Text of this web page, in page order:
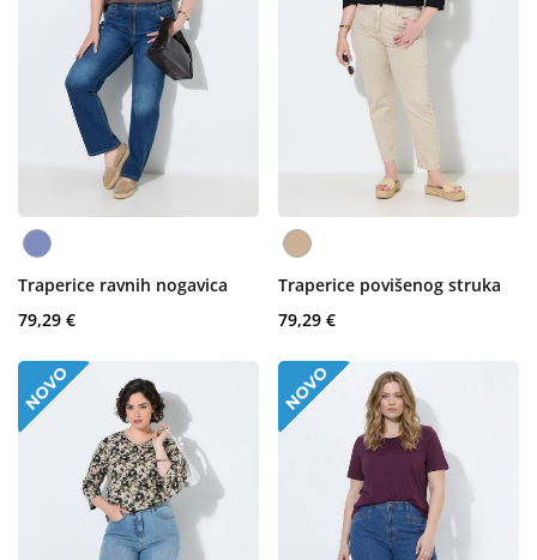
Traperice ravnih nogavica
79,29 €
Traperice povišenog struka
79,29 €